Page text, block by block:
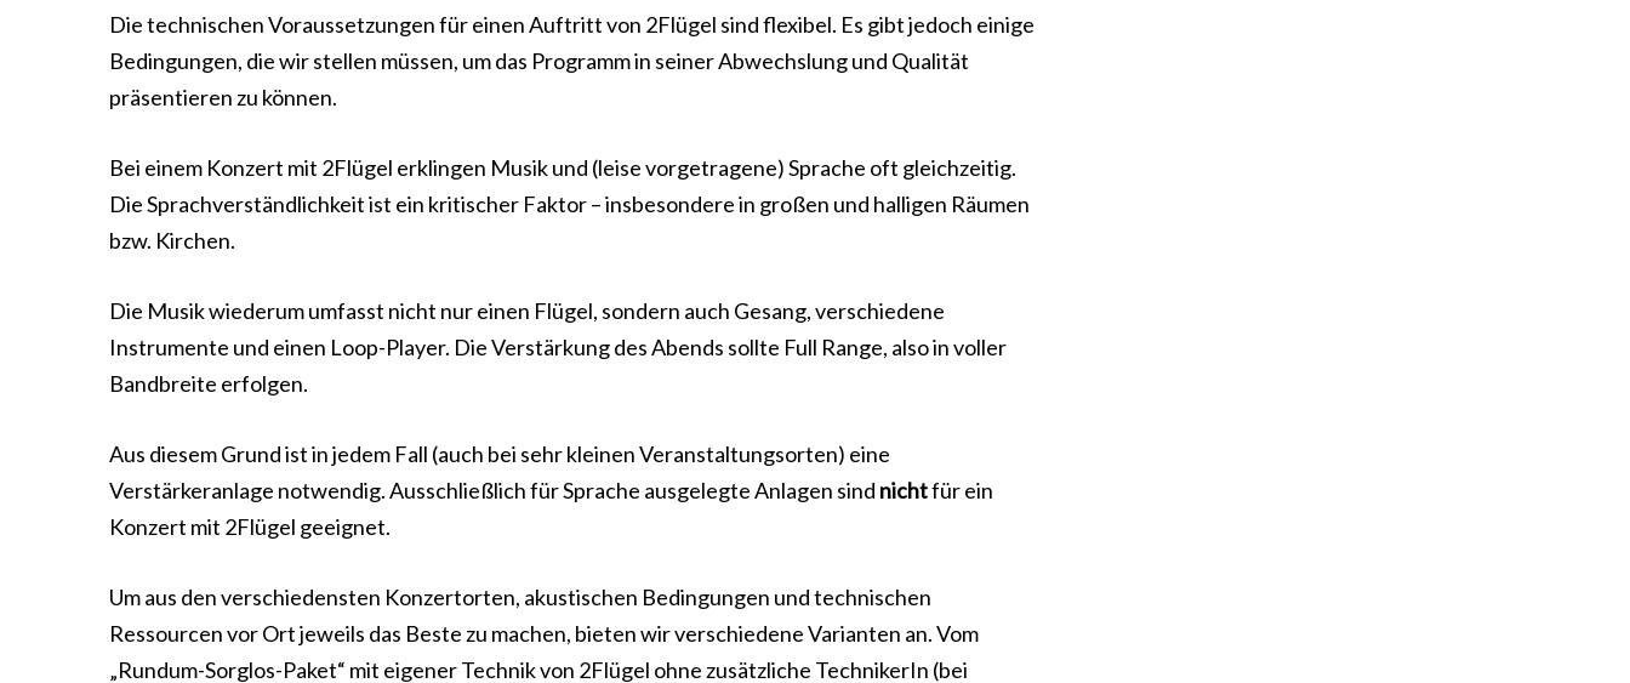
Die technischen Voraussetzungen für einen Auftritt von 2Flügel sind flexibel. Es gibt jedoch einige
Bedingungen, die wir stellen müssen, um das Programm in seiner Abwechslung und Qualität
präsentieren zu können.
Bei einem Konzert mit 2Flügel erklingen Musik und (leise vorgetragene) Sprache oft gleichzeitig.
Die Sprachverständlichkeit ist ein kritischer Faktor – insbesondere in großen und halligen Räumen
bzw. Kirchen.
Die Musik wiederum umfasst nicht nur einen Flügel, sondern auch Gesang, verschiedene
Instrumente und einen Loop-Player. Die Verstärkung des Abends sollte Full Range, also in voller
Bandbreite erfolgen.
Aus diesem Grund ist in jedem Fall (auch bei sehr kleinen Veranstaltungsorten) eine
Verstärkeranlage notwendig. Ausschließlich für Sprache ausgelegte Anlagen sind nichtfür ein
Konzert mit 2Flügel geeignet.
Um aus den verschiedensten Konzertorten, akustischen Bedingungen und technischen
Ressourcen vor Ort jeweils das Beste zu machen, bieten wir verschiedene Varianten an. Vom
„Rundum-Sorglos-Paket“ mit eigener Technik von 2Flügel ohne zusätzliche TechnikerIn (bei